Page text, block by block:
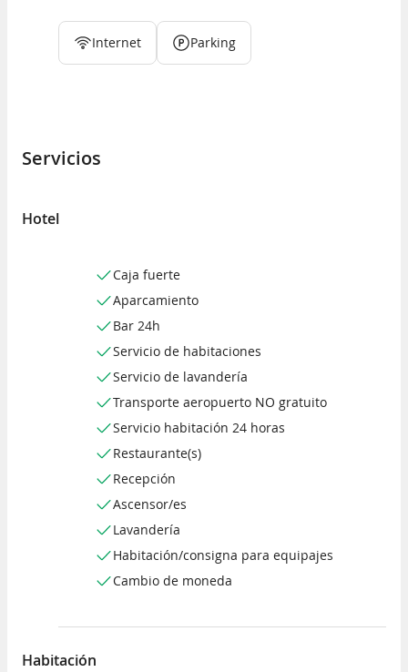
Internet Parking
Servicios
Hotel
Caja fuerte
Aparcamiento
Bar 24h
Servicio de habitaciones
Servicio de lavandería
Transporte aeropuerto NO gratuito
Servicio habitación 24 horas
Restaurante(s)
Recepción
Ascensor/es
Lavandería
Habitación/consigna para equipajes
Cambio de moneda
Habitación